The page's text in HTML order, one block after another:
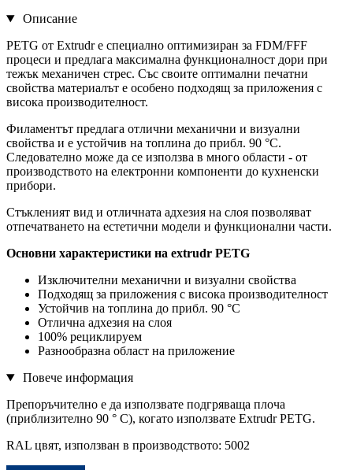
Описание
PETG от Extrudr е специално оптимизиран за FDM/FFF
процеси и предлага максимална функционалност дори при
тежък механичен стрес. Със своите оптимални печатни
свойства материалът е особено подходящ за приложения с
висока производителност.
Филаментът предлага отлични механични и визуални
свойства и е устойчив на топлина до прибл. 90 °C.
Следователно може да се използва в много области - от
производството на електронни компоненти до кухненски
прибори.
Стъкленият вид и отличната адхезия на слоя позволяват
отпечатването на естетични модели и функционални части.
Основни характеристики на extrudr PETG
Изключителни механични и визуални свойства
Подходящ за приложения с висока производителност
Устойчив на топлина до прибл. 90 °C
Отлична адхезия на слоя
100% рециклируем
Разнообразна област на приложение
Повече информация
Препоръчително е да използвате подгряваща плоча
(приблизително 90 ° C), когато използвате Extrudr PETG.
RAL цвят, използван в производството: 5002